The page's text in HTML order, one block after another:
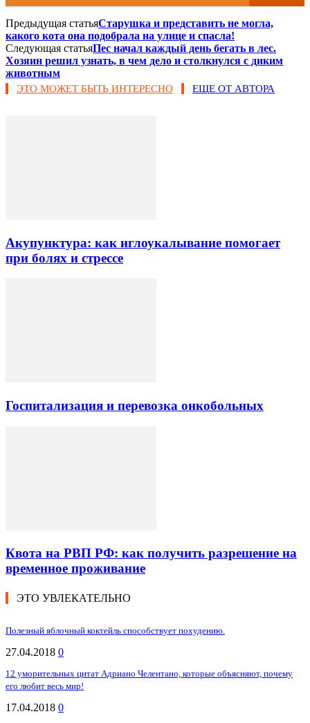
Предыдущая статьяСтарушка и представить не могла,
какого кота она подобрала на улице и спасла!
Следующая статьяПес начал каждый день бегать в лес.
Хозяин решил узнать, в чем дело и столкнулся с диким
животным
ЭТО МОЖЕТ БЫТЬ ИНТЕРЕСНО ЕЩЕ ОТ АВТОРА
Акупунктура: как иглоукалывание помогает
при болях и стрессе
Госпитализация и перевозка онкобольных
Квота на РВП РФ: как получить разрешение на
временное проживание
ЭТО УВЛЕКАТЕЛЬНО
Полезный яблочный коктейль способствует похудению.
27.04.2018 0
12 уморительных цитат Адриано Челентано, которые объясняют, почему
его любит весь мир!
17.04.2018 0